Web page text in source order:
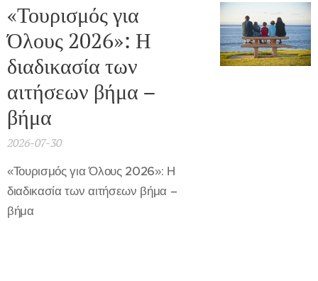
«Τουρισμός για
Όλους 2026»: Η
διαδικασία των
αιτήσεων βήμα –
βήμα
2026-07-30
«Τουρισμός για Όλους 2026»: Η
διαδικασία των αιτήσεων βήμα –
βήμα